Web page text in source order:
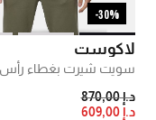
30%-
لاكوست
PRICE REDUCED FROM
د.إ 870,00
TO
د.إ 609,00